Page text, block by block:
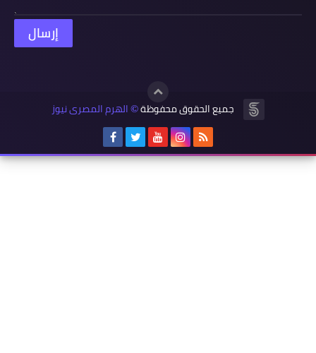
جميع الحقوق محفوظة© الهرم المصرى نيوز